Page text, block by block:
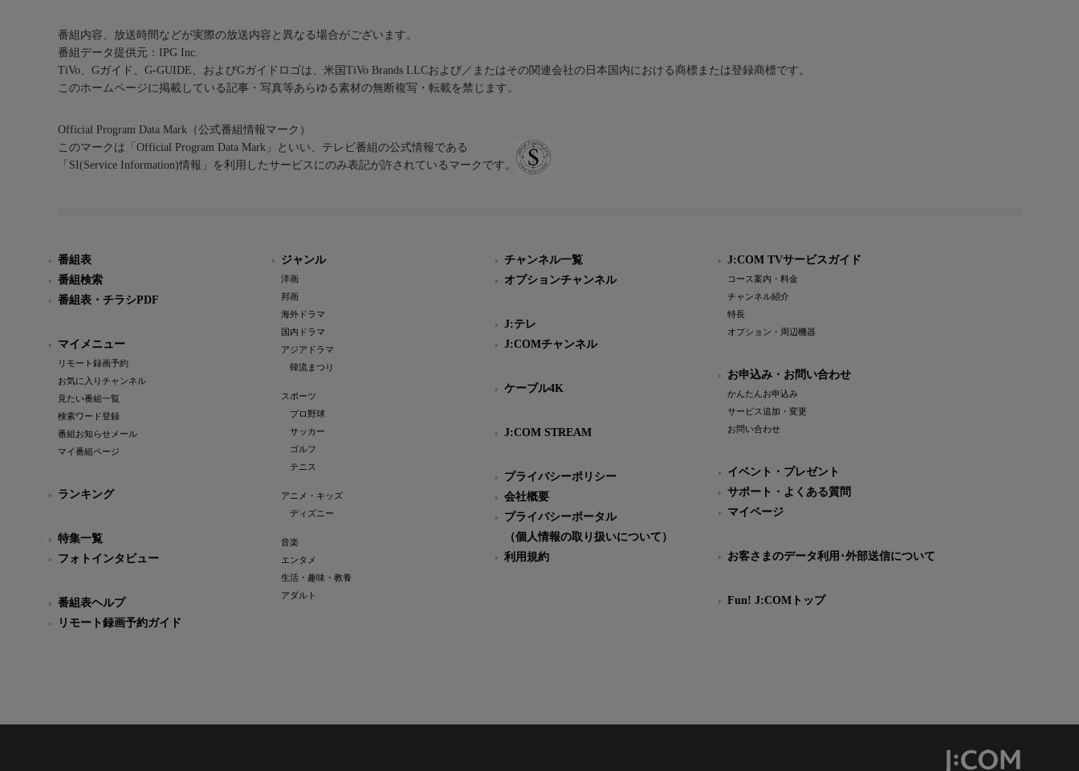
番組内容、放送時間などが実際の放送内容と異なる場合がございます。
番組データ提供元：IPG Inc.
TiVo、Gガイド、G-GUIDE、およびGガイドロゴは、米国TiVo Brands LLCおよび／またはその関連会社の日本国内における商標または登録商標です。
このホームページに掲載している記事・写真等あらゆる素材の無断複写・転載を禁じます。
Official Program Data Mark（公式番組情報マーク）
このマークは「Official Program Data Mark」といい、テレビ番組の公式情報である
「SI(Service Information)情報」を利用したサービスにのみ表記が許されているマークです。
番組表
番組検索
番組表・チラシPDF
マイメニュー
リモート録画予約
お気に入りチャンネル
見たい番組一覧
検索ワード登録
番組お知らせメール
マイ番組ページ
ランキング
特集一覧
フォトインタビュー
番組表ヘルプ
リモート録画予約ガイド
ジャンル
洋画
邦画
海外ドラマ
国内ドラマ
アジアドラマ
韓流まつり
スポーツ
プロ野球
サッカー
ゴルフ
テニス
アニメ・キッズ
ディズニー
音楽
エンタメ
生活・趣味・教養
アダルト
チャンネル一覧
オプションチャンネル
J:テレ
J:COMチャンネル
ケーブル4K
J:COM STREAM
プライバシーポリシー
会社概要
プライバシーポータル
（個人情報の取り扱いについて）
利用規約
J:COM TVサービスガイド
コース案内・料金
チャンネル紹介
特長
オプション・周辺機器
お申込み・お問い合わせ
かんたんお申込み
サービス追加・変更
お問い合わせ
イベント・プレゼント
サポート・よくある質問
マイページ
お客さまのデータ利用･外部送信について
Fun! J:COMトップ